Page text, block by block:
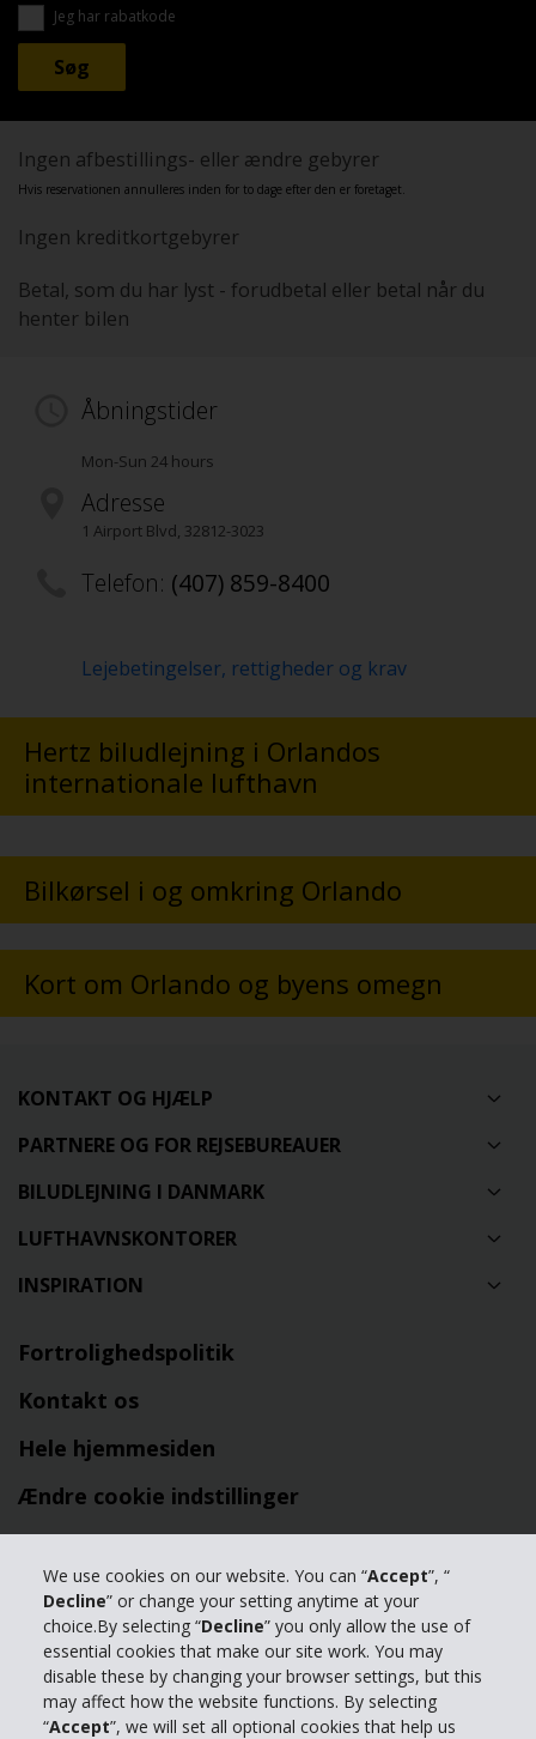
We use cookies on our website. You can “Accept”, “
Decline” or change your setting anytime at your
choice.By selecting “Decline” you only allow the use of
essential cookies that make our site work. You may
disable these by changing your browser settings, but this
may affect how the website functions. By selecting
“Accept”, we will set all optional cookies that help us
Jeg har rabatkode
Ingen afbestillings- eller ændre gebyrer
Hvis reservationen annulleres inden for to dage efter den er foretaget.
Ingen kreditkortgebyrer
Betal, som du har lyst - forudbetal eller betal når du
henter bilen
Åbningstider
Mon-Sun 24 hours
Adresse
1 Airport Blvd, 32812-3023
Telefon: (407) 859-8400
Lejebetingelser, rettigheder og krav
Hertz biludlejning i Orlandos
internationale lufthavn
Bilkørsel i og omkring Orlando
Kort om Orlando og byens omegn
KONTAKT OG HJÆLP
PARTNERE OG FOR REJSEBUREAUER
BILUDLEJNING I DANMARK
LUFTHAVNSKONTORER
INSPIRATION
Fortrolighedspolitik
Kontakt os
Hele hjemmesiden
Ændre cookie indstillinger
minibusser og varevogne
Databeskyttelsespolitik |
Vilkår for brug af
hjemmesiden|Ændre cookie indstillinger